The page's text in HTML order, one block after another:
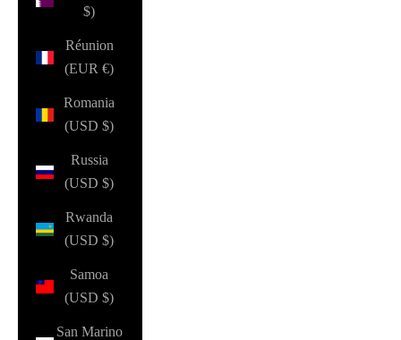
$)
Réunion
(EUR €)
Romania
(USD $)
Russia
(USD $)
Rwanda
(USD $)
Samoa
(USD $)
San Marino